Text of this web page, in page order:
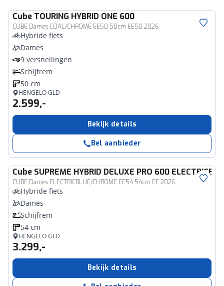
Cube TOURING HYBRID ONE 600
CUBE Dames COAL/CHROME EE50 50cm EE50 2026
Hybride fiets
Dames
9 versnellingen
Schijfrem
50 cm
HENGELO GLD
2.599,-
Bekijk details
Bel aanbieder
Cube SUPREME HYBRID DELUXE PRO 600
CUBE Dames ELECTRICBLUE/CHROME EE54 54cm EE 2026
Hybride fiets
Dames
Schijfrem
54 cm
HENGELO GLD
3.299,-
Bekijk details